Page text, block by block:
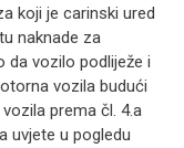
koji je carinski ured
naknade za
da vozilo podliježe i
vozila budući
prema čl. 4.a
uvjete u pogledu